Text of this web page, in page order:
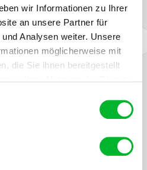
wir Informationen zu Ihrer
an unsere Partner für
Analysen weiter. Unsere
möglicherweise mit
die Sie ihnen bereitgestellt
und